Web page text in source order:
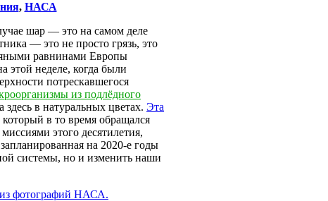
, НАСА
шар — это на самом деле
— это не просто грязь, это
равнинами Европы
этой неделе, когда были
потрескавшегося
из подлёдного
здесь в натуральных цветах. Эта
который в то время обращался
этого десятилетия,
на 2020-е годы
системы, но и изменить наши
из фотографий НАСА.